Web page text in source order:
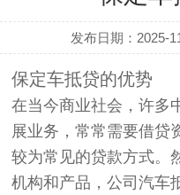
发布日期：2025-
保定车抵贷的优势
在当今商业社会，许多
展业务，常常需要借贷
较为常见的贷款方式。
机构和产品，公司汽车